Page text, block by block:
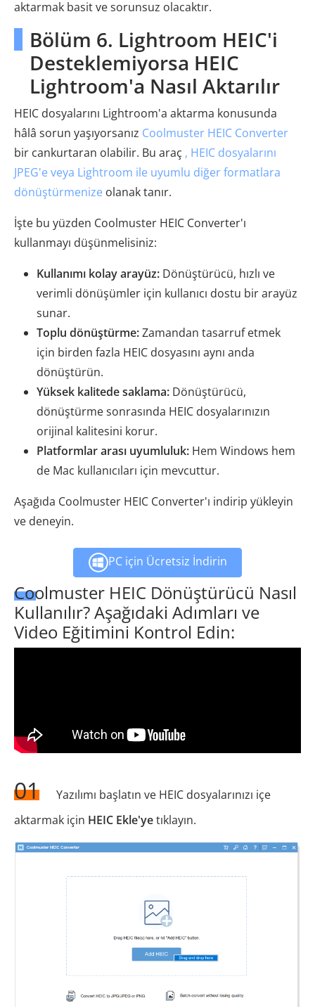
aktarmak basit ve sorunsuz olacaktır.
Bölüm 6. Lightroom HEIC'i
Desteklemiyorsa HEIC
Lightroom'a Nasıl Aktarılır
HEIC dosyalarını Lightroom'a aktarma konusunda
hâlâ sorun yaşıyorsanız Coolmuster HEIC Converter
bir cankurtaran olabilir. Bu araç , HEIC dosyalarını
JPEG'e veya Lightroom ile uyumlu diğer formatlara
dönüştürmenize olanak tanır.
İşte bu yüzden Coolmuster HEIC Converter'ı
kullanmayı düşünmelisiniz:
Kullanımı kolay arayüz: Dönüştürücü, hızlı ve
verimli dönüşümler için kullanıcı dostu bir arayüz
sunar.
Toplu dönüştürme:Zamandan tasarruf etmek
için birden fazla HEIC dosyasını aynı anda
dönüştürün.
Yüksek kalitede saklama: Dönüştürücü,
dönüştürme sonrasında HEIC dosyalarınızın
orijinal kalitesini korur.
Platformlar arası uyumluluk: Hem Windows hem
de Mac kullanıcıları için mevcuttur.
Aşağıda Coolmuster HEIC Converter'ı indirip yükleyin
ve deneyin.
PC için Ücretsiz İndirin
Coolmuster HEIC Dönüştürücü Nasıl
Kullanılır? Aşağıdaki Adımları ve
Video Eğitimini Kontrol Edin:
01
Yazılımı başlatın ve HEIC dosyalarınızı içe
aktarmak için HEIC Ekle'yetıklayın.